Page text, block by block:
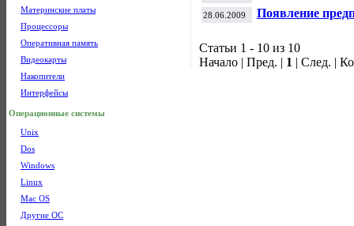
Материнские платы
Процессоры
Оперативная память
Видеокарты
Накопители
Интерфейсы
Операционные системы
Unix
Dos
Windows
Linux
Mac OS
Другие ОС
28.06.2009
Появление
Статьи 1 - 10 из 10
Начало | Пред. | 1 | След. |